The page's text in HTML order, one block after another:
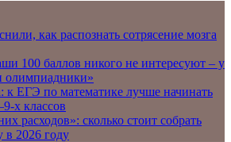
как распознать сотрясение мозга
100 баллов никого не интересуют – у
олимпиадники»
к ЕГЭ по математике лучше начинать
х классов
расходов»: сколько стоит собрать
в 2026 году